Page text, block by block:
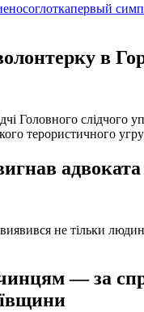
носоглоткапервый
в
Головного слідчого
терористичного
адвоката
не тільки
— за